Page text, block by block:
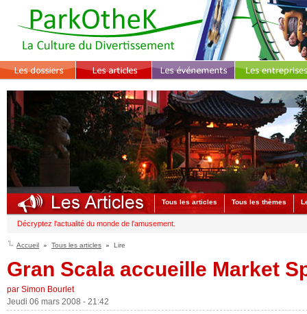
Tous les articles Tous les thèmes
Décryptez l'actualité du monde de l'amusement.
Accueil Tous les articles Lire
Gran Scala accueille Market
par Simon Bourlet
Jeudi 06 mars 2008 - 21:42